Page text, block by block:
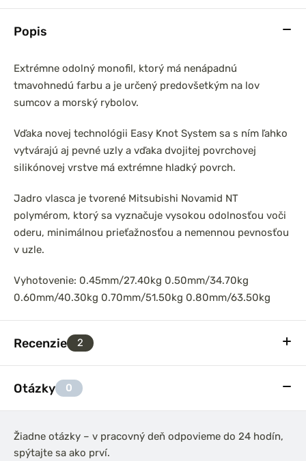
Popis
Extrémne odolný monofil, ktorý má nenápadnú
tmavohnedú farbu a je určený predovšetkým na lov
sumcov a morský rybolov.
Vďaka novej technológii Easy Knot System sa s ním ľahko
vytvárajú aj pevné uzly a vďaka dvojitej povrchovej
silikónovej vrstve má extrémne hladký povrch.
Jadro vlasca je tvorené Mitsubishi Novamid NT
polymérom, ktorý sa vyznačuje vysokou odolnosťou voči
oderu, minimálnou prieťažnosťou a nemennou pevnosťou
v uzle.
Vyhotovenie: 0.45mm/27.40kg 0.50mm/34.70kg
0.60mm/40.30kg 0.70mm/51.50kg 0.80mm/63.50kg
Recenzie 2
Otázky 0
Žiadne otázky – v pracovný deň odpovieme do 24 hodín,
spýtajte sa ako prví.